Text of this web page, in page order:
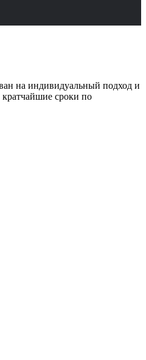
на индивидуальный подход и
кратчайшие сроки по